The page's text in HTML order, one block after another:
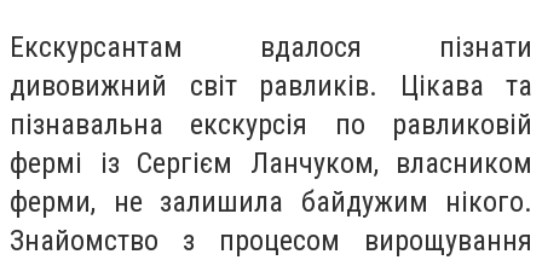
Екскурсантам вдалося пізнати
дивовижний світ равликів. Цікава та
пізнавальна екскурсія по равликовій
фермі із Сергієм Ланчуком, власником
ферми, не залишила байдужим нікого.
Знайомство з процесом вирощування